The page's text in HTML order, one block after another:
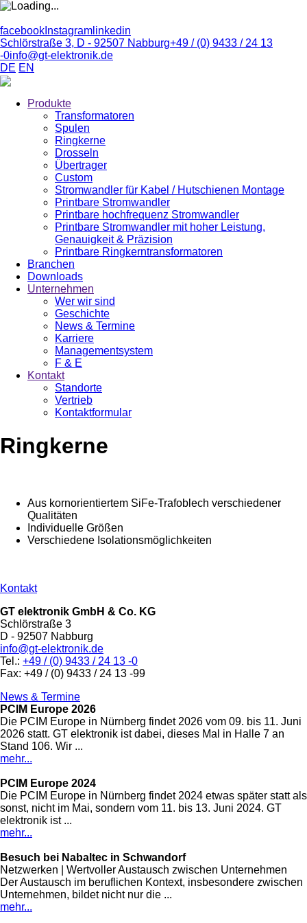
facebook Instagram linkedin
Schlörstraße 3, D - 92507 Nabburg+49 / (0) 9433 / 24 13
-0info@gt-elektronik.de
DE EN
Produkte
Transformatoren
Spulen
Ringkerne
Drosseln
Übertrager
Custom
Stromwandler für Kabel / Hutschienen Montage
Printbare Stromwandler
Printbare hochfrequenz Stromwandler
Printbare Stromwandler mit hoher Leistung,
Genauigkeit & Präzision
Printbare Ringkerntransformatoren
Branchen
Downloads
Unternehmen
Wer wir sind
Geschichte
News & Termine
Karriere
Managementsystem
F & E
Kontakt
Standorte
Vertrieb
Kontaktformular
Ringkerne
Aus kornorientiertem SiFe-Trafoblech verschiedener
Qualitäten
Individuelle Größen
Verschiedene Isolationsmöglichkeiten
Kontakt
GT elektronik GmbH & Co. KG
Schlörstraße 3
D - 92507 Nabburg
info@gt-elektronik.de
Tel.: +49 / (0) 9433 / 24 13 -0
Fax: +49 / (0) 9433 / 24 13 -99
News & Termine
PCIM Europe 2026
Die PCIM Europe in Nürnberg findet 2026 vom 09. bis 11. Juni
2026 statt. GT elektronik ist dabei, dieses Mal in Halle 7 an
Stand 106. Wir ...
mehr...
PCIM Europe 2024
Die PCIM Europe in Nürnberg findet 2024 etwas später statt als
sonst, nicht im Mai, sondern vom 11. bis 13. Juni 2024. GT
elektronik ist ...
mehr...
Besuch bei Nabaltec in Schwandorf
Netzwerken | Wertvoller Austausch zwischen Unternehmen
Der Austausch im beruflichen Kontext, insbesondere zwischen
Unternehmen, bildet nicht nur die ...
mehr...